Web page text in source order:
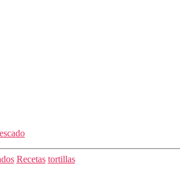
Categorías
Recetas tortillas